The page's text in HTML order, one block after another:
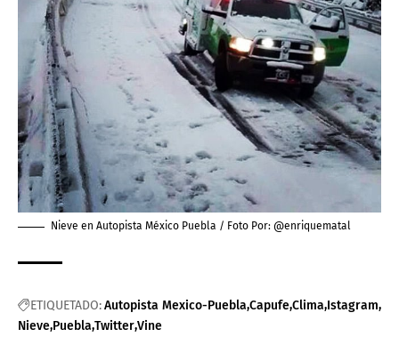
Nieve en Autopista México Puebla / Foto Por: @enriquematal
ETIQUETADO:Autopista Mexico-Puebla CapufeClima Istagram
Nieve Puebla TwitterVine